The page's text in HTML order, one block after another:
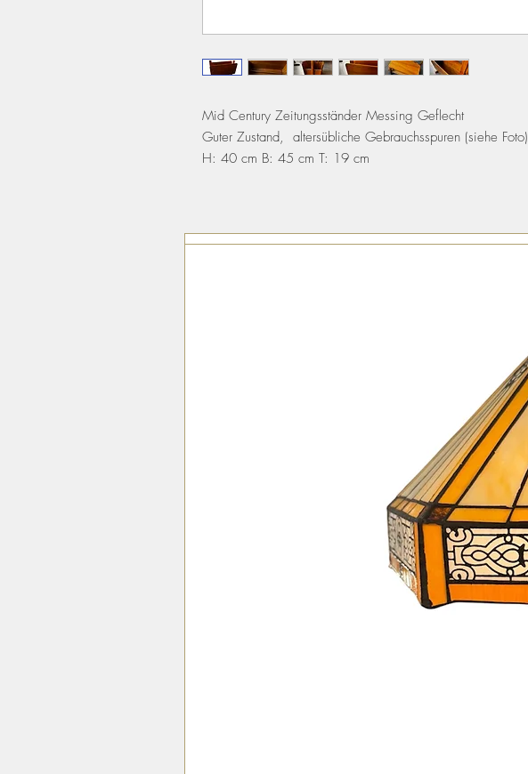
Mid Century Zeitungsständer Messing Geflecht
Guter Zustand, altersübliche Gebrauchsspuren (siehe Foto)
H: 40 cm B: 45 cm T: 19 cm